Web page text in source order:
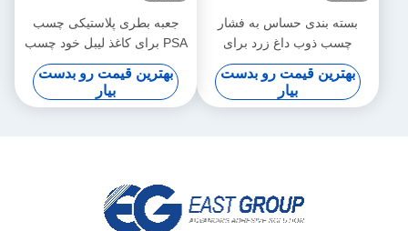
بسته بندی حساس به فشار
چسب ذوب داغ زرد برای
پوشش های پلاستیکی بافت
مرطوب
بهترین قیمت رو بدست
بیار
جعبه بطری پلاستیکی چسب
PSA برای کاغذ لیبل خود چسب
بهترین قیمت رو بدست
بیار